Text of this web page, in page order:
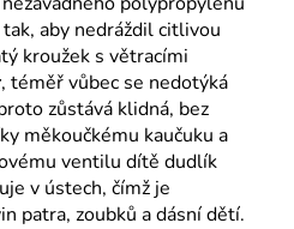
aby nedráždil citlivou
kroužek s větracími
, téměř vůbec se nedotýká
zůstává klidná, bez
měkoučkému kaučuku a
ventilu dítě dudlík
v ústech, čímž je
patra, zoubků a dásní dětí.